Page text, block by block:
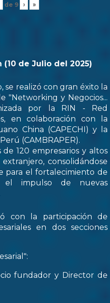
de 9 › »
de Julio del 2025)
se realizó con gran éxito la
"Networking y Negocios...
por la RIN - Red
en colaboración con la
China (CAPECHI) y la
(CAMBRAPER).
120 empresarios y altos
consolidándose
para el fortalecimiento de
el impulso de nuevas
con la participación de
en dos secciones
fundador y Director de